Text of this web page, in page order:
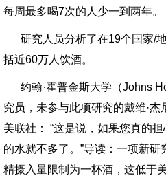
每周最多喝7次的人少一到两年。
研究人员分析了在19个国家/
括近60万人饮酒。
约翰·霍普金斯大学（Johns
究员，未参与此项研究的戴维·
美联社： “这是说，如果您真的
的水就不多了。”导读：一项新
精摄入量限制为一杯酒，这低于